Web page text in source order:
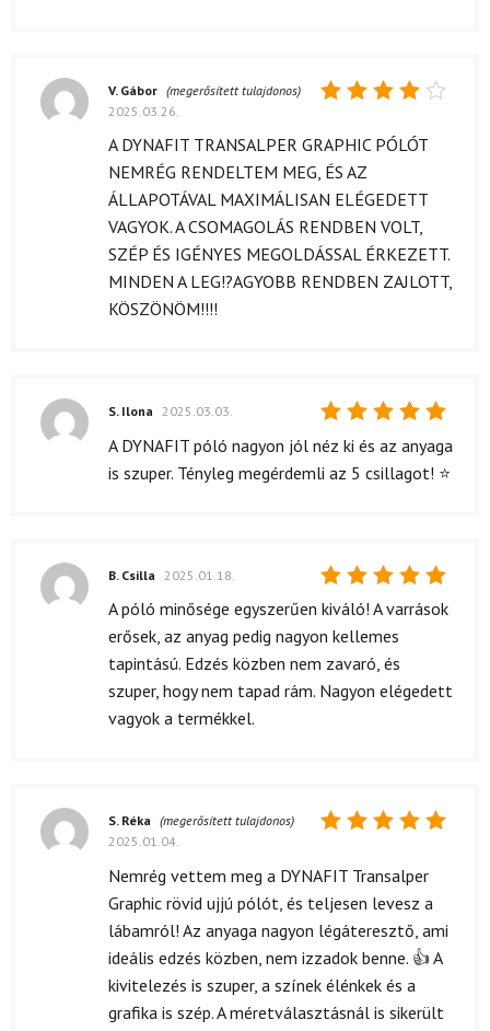
4/ 5
V. Gábor (megerősített tulajdonos)
2025.03.26.
A DYNAFIT TRANSALPER GRAPHIC PÓLÓT
NEMRÉG RENDELTEM MEG, ÉS AZ
ÁLLAPOTÁVAL MAXIMÁLISAN ELÉGEDETT
VAGYOK. A CSOMAGOLÁS RENDBEN VOLT,
SZÉP ÉS IGÉNYES MEGOLDÁSSAL ÉRKEZETT.
MINDEN A LEG!?AGYOBB RENDBEN ZAJLOTT,
KÖSZÖNÖM!!!!
Értékelés:
S. Ilona 2025.03.03.
A DYNAFIT póló nagyon jól néz ki és az anyaga
is szuper. Tényleg megérdemli az 5 csillagot! ⭐️
Értékelés:
B. Csilla 2025.01.18.
A póló minősége egyszerűen kiváló! A varrások
erősek, az anyag pedig nagyon kellemes
tapintású. Edzés közben nem zavaró, és
szuper, hogy nem tapad rám. Nagyon elégedett
vagyok a termékkel.
5/ 5
S. Réka (megerősített tulajdonos)
2025.01.04.
Nemrég vettem meg a DYNAFIT Transalper
Graphic rövid ujjú pólót, és teljesen levesz a
lábamról! Az anyaga nagyon légáteresztő, ami
ideális edzés közben, nem izzadok benne. 👍 A
kivitelezés is szuper, a színek élénkek és a
grafika is szép. A méretválasztásnál is sikerült